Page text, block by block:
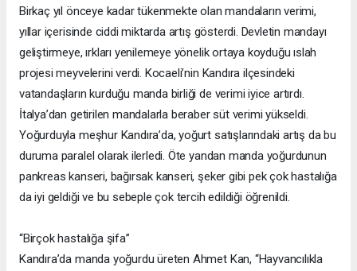
Birkaç yıl önceye kadar tükenmekte olan mandaların verimi,
yıllar içerisinde ciddi miktarda artış gösterdi. Devletin mandayı
geliştirmeye, ırkları yenilemeye yönelik ortaya koyduğu ıslah
projesi meyvelerini verdi. Kocaeli’nin Kandıra ilçesindeki
vatandaşların kurduğu manda birliği de verimi iyice artırdı.
İtalya’dan getirilen mandalarla beraber süt verimi yükseldi.
Yoğurduyla meşhur Kandıra’da, yoğurt satışlarındaki artış da bu
duruma paralel olarak ilerledi. Öte yandan manda yoğurdunun
pankreas kanseri, bağırsak kanseri, şeker gibi pek çok hastalığa
da iyi geldiği ve bu sebeple çok tercih edildiği öğrenildi.
“Birçok hastalığa şifa”
Kandıra’da manda yoğurdu üreten Ahmet Kan, “Hayvancılıkla